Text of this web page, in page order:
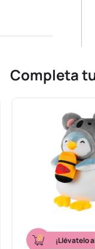
Completa
¡Llévatelo